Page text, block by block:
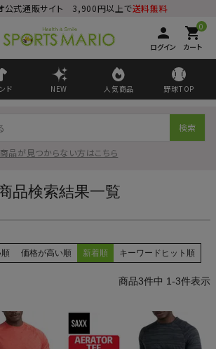
公式通販サイト 3,900円以上で送料無料
person
ログイン
0
shopping_cart
カート
ド NEW 人気商品 野球TOP
検索
商品が見つからない方はこちら
品検索結果一覧
価格が高い順 新着順 キーワードヒット順
3件中 1-3件表示